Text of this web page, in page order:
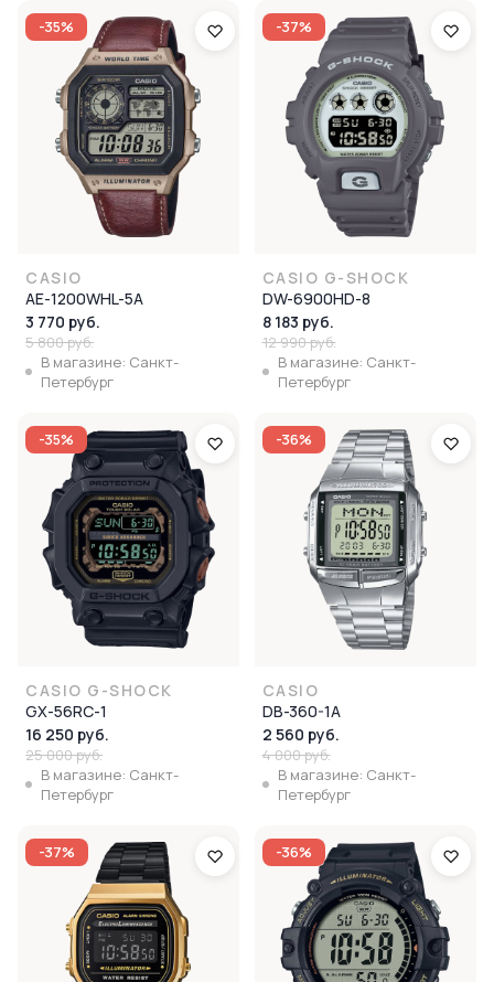
-35%
CASIO
AE-1200WHL-5A
3 770 руб.
5 800 руб.
В магазине: Санкт-
Петербург
-37%
CASIO G-SHOCK
DW-6900HD-8
8 183 руб.
12 990 руб.
В магазине: Санкт-
Петербург
-35%
CASIO G-SHOCK
GX-56RC-1
16 250 руб.
25 000 руб.
В магазине: Санкт-
Петербург
-36%
CASIO
DB-360-1A
2 560 руб.
4 000 руб.
В магазине: Санкт-
Петербург
-37% -36%